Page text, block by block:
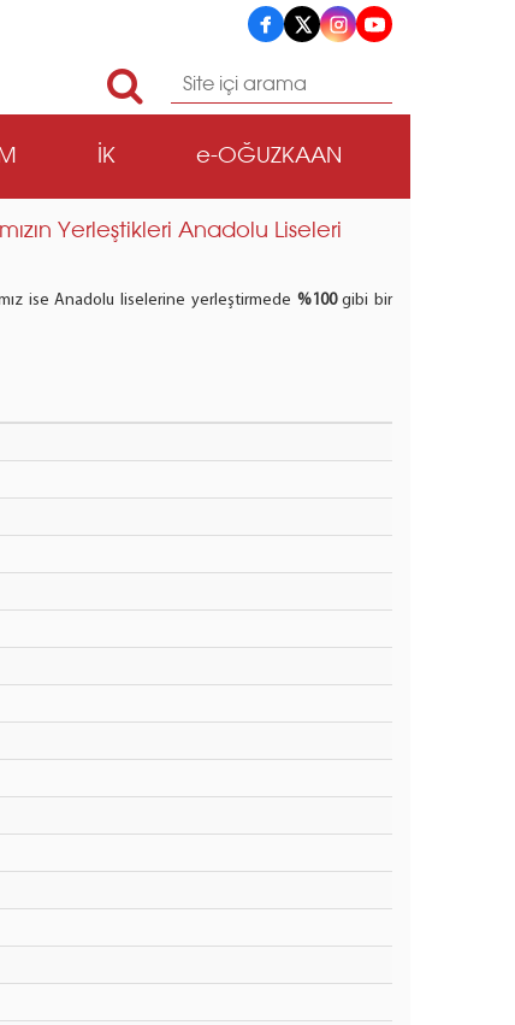
İK e-OĞUZKAAN
Yerleştikleri Anadolu Liseleri
ise Anadolu liselerine yerleştirmede %100gibi bir